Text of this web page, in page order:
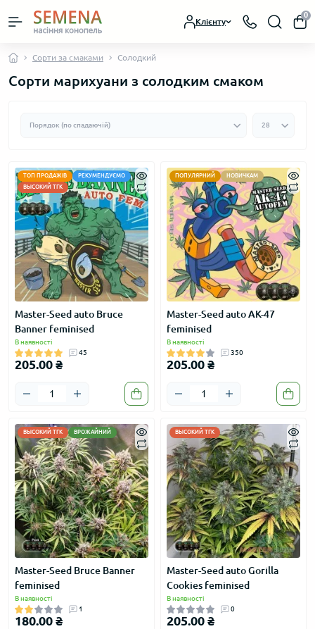
Клієнту
0
Сорти за смаками Солодкий
Сорти марихуани з солодким смаком
ТОП ПРОДАЖІВ
РЕКУМЕНДУЄМО
ВЫСОКИЙ ТГК
Master-Seed auto Bruce
Banner feminised
В наявності
45
205.00 ₴
ПОПУЛЯРНИЙ НОВИЧКАМ
Master-Seed auto АК-47
feminised
В наявності
350
205.00 ₴
ВЫСОКИЙ ТГК ВРОЖАЙНИЙ
Master-Seed Bruce Banner
feminised
В наявності
1
180.00 ₴
ВЫСОКИЙ ТГК
Master-Seed auto Gorilla
Cookies feminised
В наявності
0
205.00 ₴